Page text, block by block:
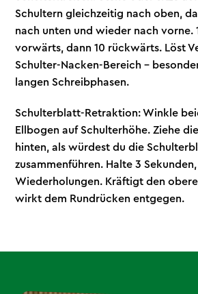
Schultern gleichzeitig nach oben,
nach unten und wieder nach vorne.
vorwärts, dann 10 rückwärts. Löst
Schulter-Nacken-Bereich –
langen Schreibphasen.
Schulterblatt-Retraktion: Winkle
Ellbogen auf Schulterhöhe. Ziehe
hinten, als würdest du die
zusammenführen. Halte 3 Sekunden,
Wiederholungen. Kräftigt den
wirkt dem Rundrücken entgegen.